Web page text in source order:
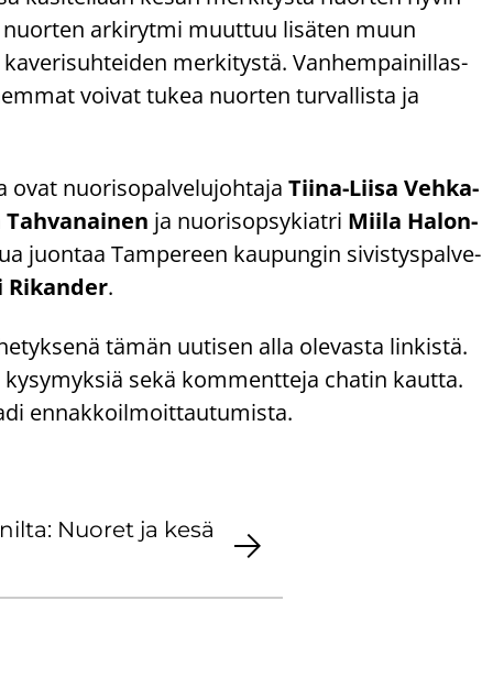
ar­ki­ryt­mi muut­tuu li­sä­ten muun
mer­ki­tys­tä. Van­hem­pai­nil­las­
voi­vat tukea nuor­ten tur­val­lis­ta ja
ovat nuo­ri­so­pal­ve­lu­joh­ta­ja Tiina-​Liisa Veh­ka­
Tah­va­nai­nen ja nuo­ri­sop­sy­kiat­ri Miila Ha­lon­
juon­taa Tam­pe­reen kau­pun­gin si­vis­tys­pal­ve­
Ri­kan­der.
tämän uu­ti­sen alla ole­vas­ta lin­kis­tä.
sekä kom­ment­te­ja cha­tin kaut­ta.
en­nak­koil­moit­tau­tu­mis­ta.
Nuo­ret ja kesä